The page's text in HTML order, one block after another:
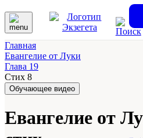
Главная
Евангелие от Луки
Глава 19
Стих 8
Обучающее видео
Евангелие от